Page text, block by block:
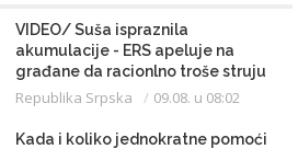
VIDEO/ Suša ispraznila
akumulacije - ERS apeluje na
građane da racionlno troše struju
Republika Srpska 09.08. u 08:02
Kada i koliko jednokratne pomoći